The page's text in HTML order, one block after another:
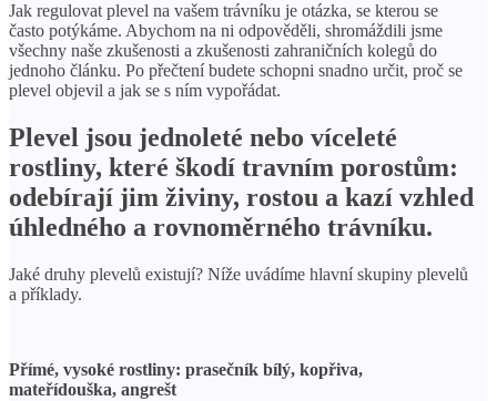
Jak regulovat plevel na vašem trávníku je otázka, se kterou se
často potýkáme. Abychom na ni odpověděli, shromáždili jsme
všechny naše zkušenosti a zkušenosti zahraničních kolegů do
jednoho článku. Po přečtení budete schopni snadno určit, proč se
plevel objevil a jak se s ním vypořádat.
Plevel jsou jednoleté nebo víceleté
rostliny, které škodí travním porostům:
odebírají jim živiny, rostou a kazí vzhled
úhledného a rovnoměrného trávníku.
Jaké druhy plevelů existují? Níže uvádíme hlavní skupiny plevelů
a příklady.
Přímé, vysoké rostliny: prasečník bílý, kopřiva,
mateřídouška, angrešt